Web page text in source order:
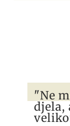
"Ne
djela,